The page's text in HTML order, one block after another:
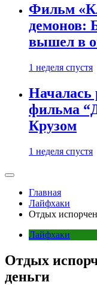
Фильм
демонов:
вышел в
1 неделя спустя
Началась
фильма
Крузом
1 неделя спустя
Главная
Лайфхаки
Отдых
Лайфхаки
Отдых
деньги